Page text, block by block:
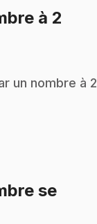
à 2
un nombre à 2
se